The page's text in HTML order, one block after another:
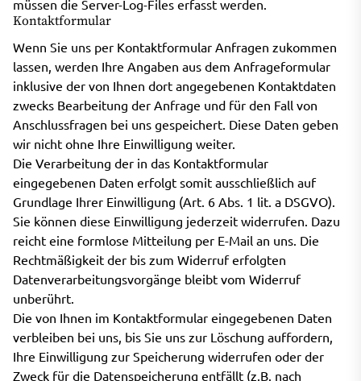
müssen die Server-Log-Files erfasst werden.
Kontaktformular
Wenn Sie uns per Kontaktformular Anfragen zukommen
lassen, werden Ihre Angaben aus dem Anfrageformular
inklusive der von Ihnen dort angegebenen Kontaktdaten
zwecks Bearbeitung der Anfrage und für den Fall von
Anschlussfragen bei uns gespeichert. Diese Daten geben
wir nicht ohne Ihre Einwilligung weiter.
Die Verarbeitung der in das Kontaktformular
eingegebenen Daten erfolgt somit ausschließlich auf
Grundlage Ihrer Einwilligung (Art. 6 Abs. 1 lit. a DSGVO).
Sie können diese Einwilligung jederzeit widerrufen. Dazu
reicht eine formlose Mitteilung per E-Mail an uns. Die
Rechtmäßigkeit der bis zum Widerruf erfolgten
Datenverarbeitungsvorgänge bleibt vom Widerruf
unberührt.
Die von Ihnen im Kontaktformular eingegebenen Daten
verbleiben bei uns, bis Sie uns zur Löschung auffordern,
Ihre Einwilligung zur Speicherung widerrufen oder der
Zweck für die Datenspeicherung entfällt (z.B. nach